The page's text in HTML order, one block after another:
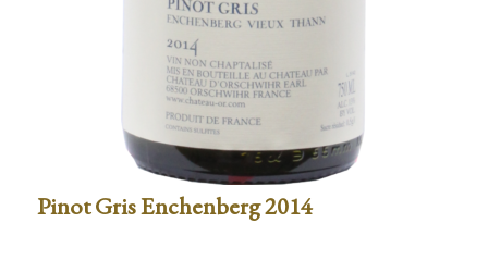
Pinot Gris Enchenberg 2014